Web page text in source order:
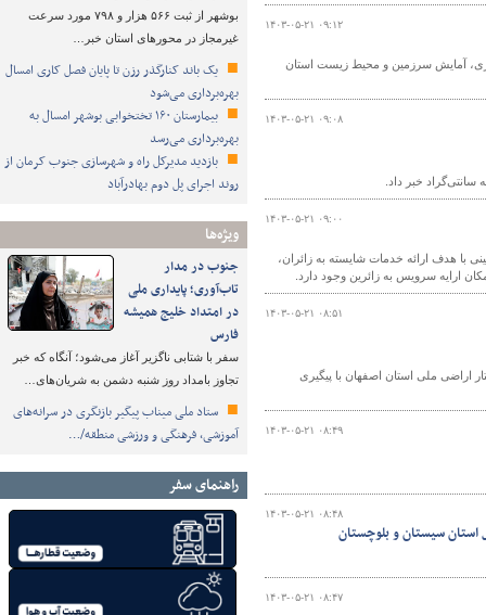
بوشهر از ثبت ۵۶۶ هزار و ۷۹۸ مورد سرعت
غیرمجاز در محورهای استان خبر…
یک باند کنارگذر رزن تا پایان فصل کاری امسال
بهره‌برداری می‌شود
بیمارستان ۱۶۰ تختخوابی بوشهر امسال به
بهره‌برداری می‌رسد
بازدید مدیرکل راه و شهرسازی جنوب کرمان از
روند اجرای پل دوم بهادرآباد
ویژه‌ها
جنوب در مدار
تاب‌آوری؛ پایداری ملی
در امتداد خلیج همیشه
فارس
سفر با شتابی ناگزیر آغاز می‌شود؛ آنگاه که خبر
تجاوز بامداد روز شنبه دشمن به شریان‌های…
ستاد ملی میناب پیگیر بازنگری در سرانه‌های
آموزشی، فرهنگی و ورزشی منطقه/…
راهنمای سفر
۱۴۰۳-۰۵-۲۱ ۰۹:۱۲
آمایش سرزمین و محیط زیست استان
۱۴۰۳-۰۵-۲۱ ۰۹:۰۸
۱۴۰۳-۰۵-۲۱ ۰۹:۰۰
با هدف ارائه خدمات شایسته به زائران،
ارایه سرویس به زائرین وجود دارد.
۱۴۰۳-۰۵-۲۱ ۰۸:۵۱
حفاظت اراضی استان اصفهان گفت: در چهار ماهه ابتدای سال‌جاری ۷.۶ هکتار اراضی ملی استان اصفهان با پیگیری
۱۴۰۳-۰۵-۲۱ ۰۸:۴۹
۱۴۰۳-۰۵-۲۱ ۰۸:۴۸
۱۴۰۳-۰۵-۲۱ ۰۸:۴۷